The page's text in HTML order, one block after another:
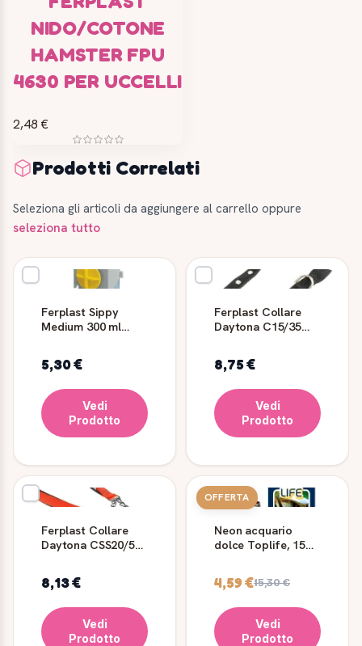
NIDO/COTONE
HAMSTER FPU
4630 PER UCCELLI
2,48 €
Prodotti Correlati
Seleziona gli articoli da aggiungere al carrello oppure
seleziona tutto
Ferplast Sippy
Medium 300 ml
5,30 €
Vedi
Prodotto
Ferplast Collare
Daytona C15/35
8,75 €
Vedi
Prodotto
Ferplast Collare
Daytona CSS20/50
8,13 €
Vedi
Prodotto
OFFERTA
Neon acquario
dolce Toplife, 15w,
Ferplast
4,59 €15,30 €
Vedi
Prodotto